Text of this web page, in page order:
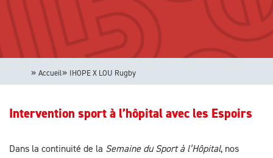
Accueil IHOPE X LOU Rugby
Intervention sport à l’hôpital avec les Espoirs
Dans la continuité de la Semaine du Sport à l’Hôpital, nos